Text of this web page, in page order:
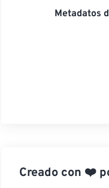
Metadatos
Creado con ❤️